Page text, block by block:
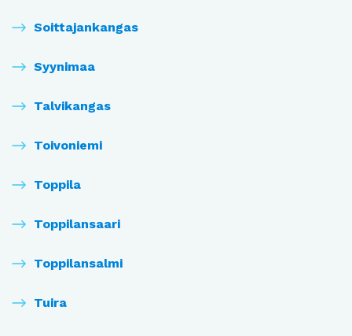
Soittajankangas
Syynimaa
Talvikangas
Toivoniemi
Toppila
Toppilansaari
Toppilansalmi
Tuira